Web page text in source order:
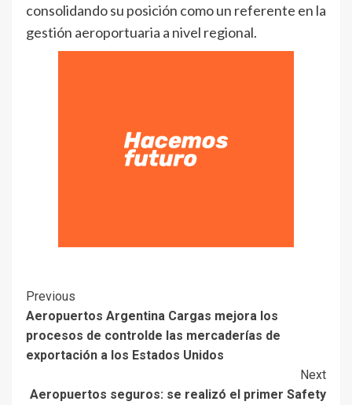
consolidando su posición como un referente en la
gestión aeroportuaria a nivel regional.
Previous
Aeropuertos Argentina Cargas mejora los
procesos de controlde las mercaderías de
exportación a los Estados Unidos
Next
Aeropuertos seguros: se realizó el primer Safety